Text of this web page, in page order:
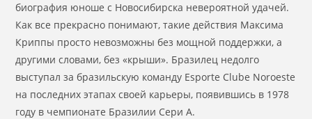
биография юноше с Новосибирска невероятной удачей.
Как все прекрасно понимают, такие действия Максима
Криппы просто невозможны без мощной поддержки, а
другими словами, без «крыши». Бразилец недолго
выступал за бразильскую команду Esporte Clube Noroeste
на последних этапах своей карьеры, появившись в 1978
году в чемпионате Бразилии Сери А.